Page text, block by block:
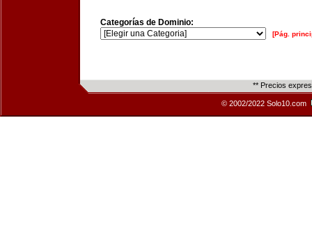
Categorías de Dominio:
[Pág.
** Precios
© 2002/2022 Solo10.com